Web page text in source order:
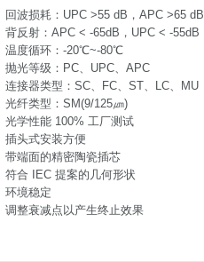
回波损耗：UPC >55 dB，APC >65 dB
背反射：APC < -65dB，UPC < -55dB
温度循环：-20℃~-80℃
抛光等级：PC、UPC、APC
连接器类型：SC、FC、ST、LC、MU
光纤类型：SM(9/125㎛)
光学性能 100% 工厂测试
插头式安装方便
带端面的精密陶瓷插芯
符合 IEC 提案的几何形状
环境稳定
调整衰减点以产生终止效果